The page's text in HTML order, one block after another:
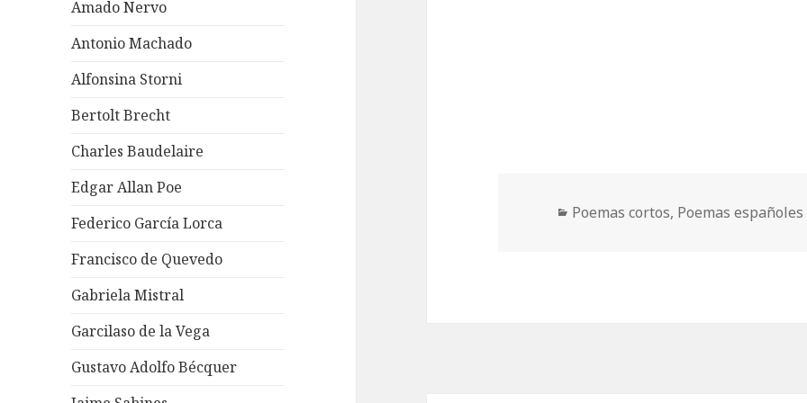
Amado Nervo
Antonio Machado
Alfonsina Storni
Bertolt Brecht
Charles Baudelaire
Edgar Allan Poe
Federico García Lorca
Francisco de Quevedo
Gabriela Mistral
Garcilaso de la Vega
Gustavo Adolfo Bécquer
Categorías
Poemas cortos, Poemas españoles